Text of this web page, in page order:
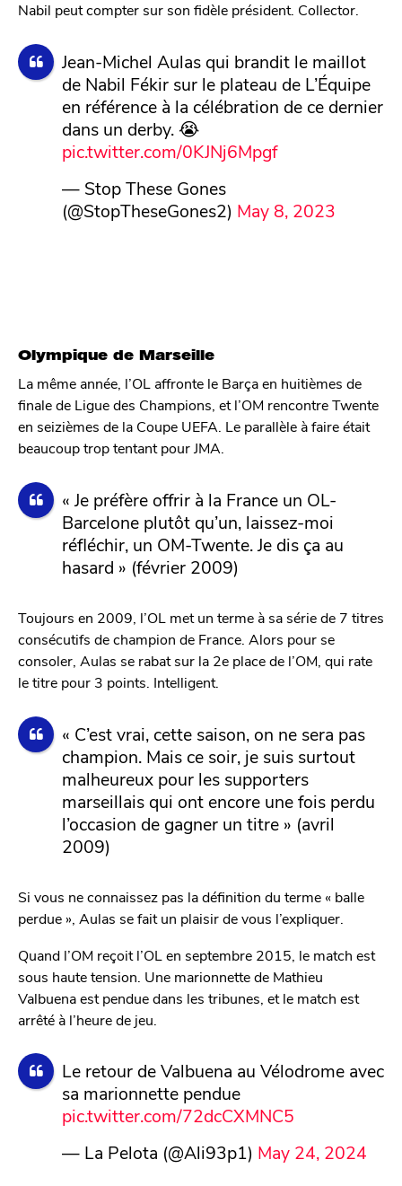
Nabil peut compter sur son fidèle président. Collector.
Jean-Michel Aulas qui brandit le maillot
de Nabil Fékir sur le plateau de L’Équipe
en référence à la célébration de ce dernier
dans un derby. 😭
pic.twitter.com/0KJNj6Mpgf
— Stop These Gones
(@StopTheseGones2) May 8, 2023
Olympique de Marseille
La même année, l’OL affronte le Barça en huitièmes de
finale de Ligue des Champions, et l’OM rencontre Twente
en seizièmes de la Coupe UEFA. Le parallèle à faire était
beaucoup trop tentant pour JMA.
« Je préfère offrir à la France un OL-
Barcelone plutôt qu’un, laissez-moi
réfléchir, un OM-Twente. Je dis ça au
hasard » (février 2009)
Toujours en 2009, l’OL met un terme à sa série de 7 titres
consécutifs de champion de France. Alors pour se
consoler, Aulas se rabat sur la 2e place de l’OM, qui rate
le titre pour 3 points. Intelligent.
« C’est vrai, cette saison, on ne sera pas
champion. Mais ce soir, je suis surtout
malheureux pour les supporters
marseillais qui ont encore une fois perdu
l’occasion de gagner un titre » (avril
2009)
Si vous ne connaissez pas la définition du terme « balle
perdue », Aulas se fait un plaisir de vous l’expliquer.
Quand l’OM reçoit l’OL en septembre 2015, le match est
sous haute tension. Une marionnette de Mathieu
Valbuena est pendue dans les tribunes, et le match est
arrêté à l’heure de jeu.
Le retour de Valbuena au Vélodrome avec
sa marionnette pendue
pic.twitter.com/72dcCXMNC5
— La Pelota (@Ali93p1) May 24, 2024